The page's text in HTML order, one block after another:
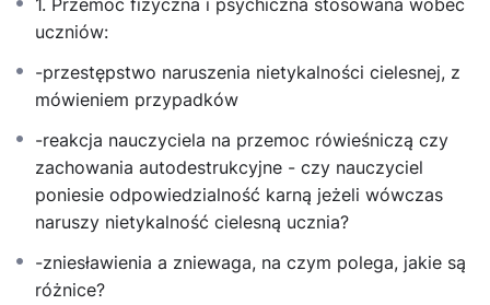
uczniów:
-przestępstwo naruszenia nietykalności cielesnej, z
mówieniem przypadków
-reakcja nauczyciela na przemoc rówieśniczą czy
zachowania autodestrukcyjne - czy nauczyciel
poniesie odpowiedzialność karną jeżeli wówczas
naruszy nietykalność cielesną ucznia?
-zniesławienia a zniewaga, na czym polega, jakie są
różnice?